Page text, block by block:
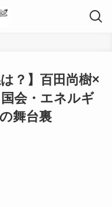
？】百田尚樹×
会・エネルギ
舞台裏